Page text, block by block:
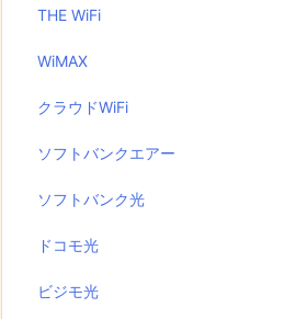
THE WiFi
WiMAX
クラウドWiFi
ソフトバンクエアー
ソフトバンク光
ドコモ光
ビジモ光